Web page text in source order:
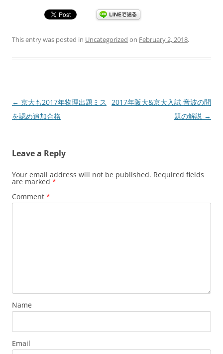
This entry was posted in Uncategorized on February 2, 2018.
Post
navigation
← 京大も2017年物理出題ミス
を認め追加合格
2017年阪大&京大入試 音波の問
題の解説 →
Leave a Reply
Your email address will not be published. Required fields
are marked *
Comment *
Name
Email